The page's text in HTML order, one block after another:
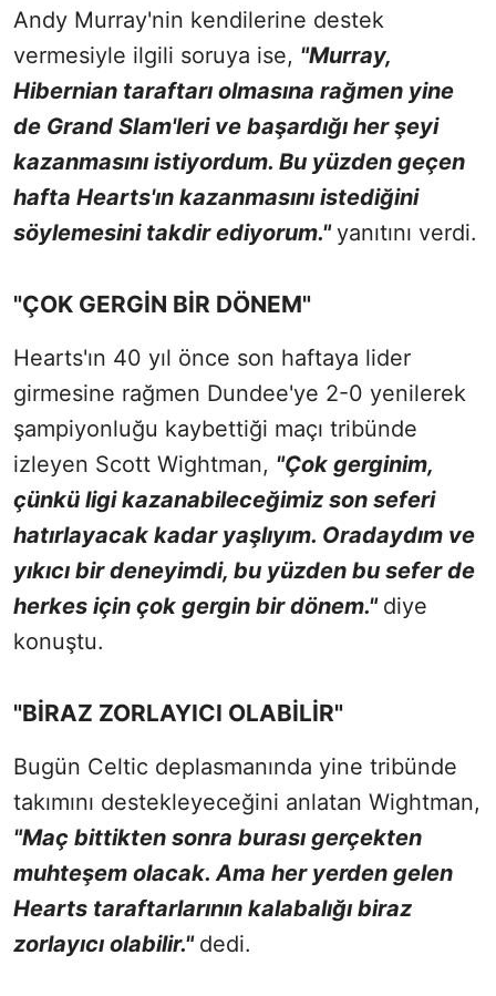
Andy Murray'nin kendilerine destek
vermesiyle ilgili soruya ise, "Murray,
Hibernian taraftarı olmasına rağmen yine
de Grand Slam'leri ve başardığı her şeyi
kazanmasını istiyordum. Bu yüzden geçen
hafta Hearts'ın kazanmasını istediğini
söylemesini takdir ediyorum."yanıtını verdi.
"ÇOK GERGİN BİR DÖNEM"
Hearts'ın 40 yıl önce son haftaya lider
girmesine rağmen Dundee'ye 2-0 yenilerek
şampiyonluğu kaybettiği maçı tribünde
izleyen Scott Wightman, "Çok gerginim,
çünkü ligi kazanabileceğimiz son seferi
hatırlayacak kadar yaşlıyım. Oradaydım ve
yıkıcı bir deneyimdi, bu yüzden bu sefer de
herkes için çok gergin bir dönem." diye
konuştu.
"BİRAZ ZORLAYICI OLABİLİR"
Bugün Celtic deplasmanında yine tribünde
takımını destekleyeceğini anlatan Wightman,
"Maç bittikten sonra burası gerçekten
muhteşem olacak. Ama her yerden gelen
Hearts taraftarlarının kalabalığı biraz
zorlayıcı olabilir." dedi.